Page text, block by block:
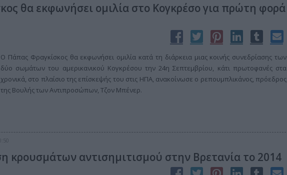
θα εκφωνήσει ομιλία στο Κογκρέσο για πρώτη φορά
O Πάπας Φραγκίσκος θα εκφωνήσει ομιλία κατά τη διάρκεια μιας κοινής συνεδρίασης των
δύο σωμάτων του αμερικανικού Κογκρέσου την 24η Σεπτεμβρίου, κάτι πρωτοφανές στα
χρονικά, στο πλαίσιο της επίσκεψής του στις ΗΠΑ, ανακοίνωσε ο ρεπουμπλικάνος, πρόεδρος
της Βουλής των Αντιπροσώπων, Τζον Μπένερ.
κρουσμάτων αντισημιτισμού στην Βρετανία το 2014